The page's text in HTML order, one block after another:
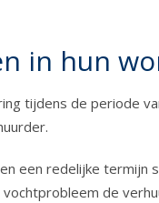
in hun
tijdens de periode
een redelijke
de